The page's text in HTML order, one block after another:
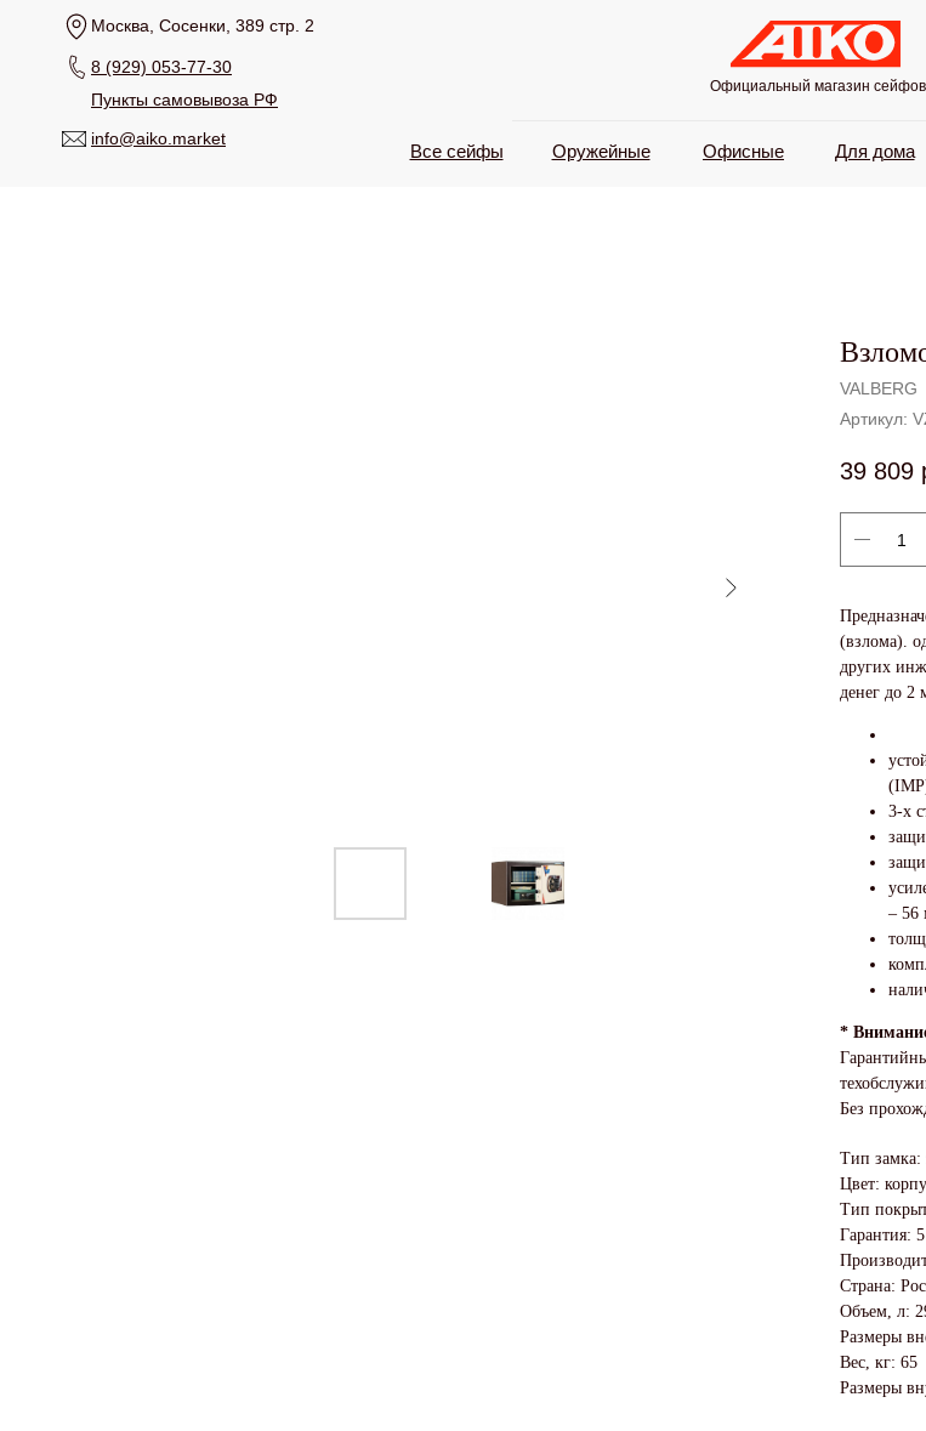
Москва, Сосенки, 389 стр. 2
8 (929) 053-77-30
info@aiko.market
Пункты самовывоза РФ
Для дома
Офисные
Оружейные
Все сейфы
Официальный магазин сейфов
VALBERG
Артикул:
39 809
(взлома).
других
денег до 2
3-х
– 56
*
Без
Тип замка:
Цвет:
Тип
Гарантия:
Страна:
Объем, л:
Размеры
Вес, кг: 65
Размеры